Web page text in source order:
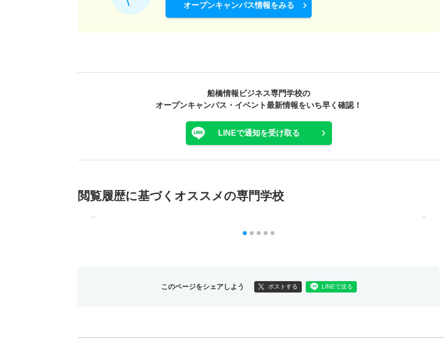
オープンキャンパス情報をみる
船橋情報ビジネス専門学校の
オープンキャンパス・ イベント最新情報をいち早く確認！
LINEで通知を受け取る
閲覧履歴に基づく オススメの専門学校
このページをシェアしよう ポストする LINEで送る